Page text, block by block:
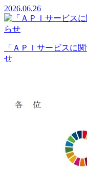
2026.06.26
「ＡＰＩサービスに
せ